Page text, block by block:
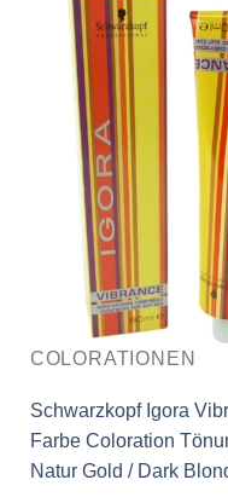
COLORATIONEN
Schwarzkopf Igora
Farbe Coloration
Natur Gold / Dark